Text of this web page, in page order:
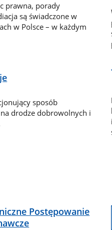
prawna, porady
są świadczone w
w Polsce – w każdym
sposób
drodze dobrowolnych i
Postępowanie